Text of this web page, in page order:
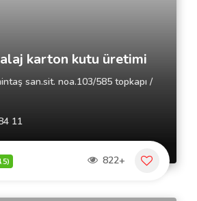
karton kutu üretimi
san.sit. noa.103/585 topkapı /
11
822+